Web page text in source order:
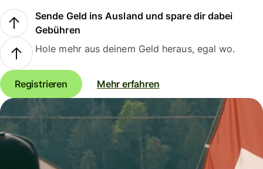
Sende Geld ins Ausland und spare dir dabei
Gebühren
Hole mehr aus deinem Geld heraus, egal wo.
Registrieren Mehr erfahren